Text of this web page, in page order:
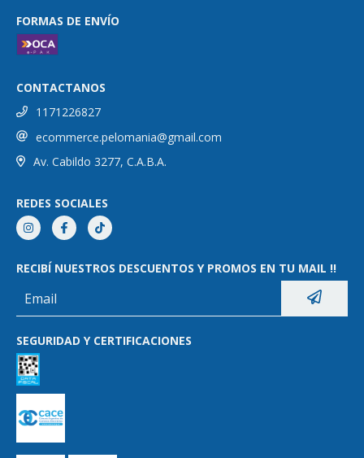
FORMAS DE ENVÍO
CONTACTANOS
1171226827
ecommerce.pelomania@gmail.com
Av. Cabildo 3277, C.A.B.A.
REDES SOCIALES
RECIBÍ NUESTROS DESCUENTOS Y PROMOS EN TU MAIL !!
SEGURIDAD Y CERTIFICACIONES